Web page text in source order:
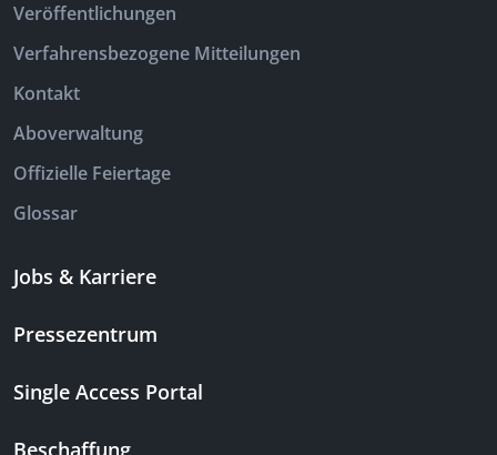
Veröffentlichungen
Verfahrensbezogene Mitteilungen
Kontakt
Aboverwaltung
Offizielle Feiertage
Glossar
Jobs & Karriere
Pressezentrum
Single Access Portal
Beschaffung